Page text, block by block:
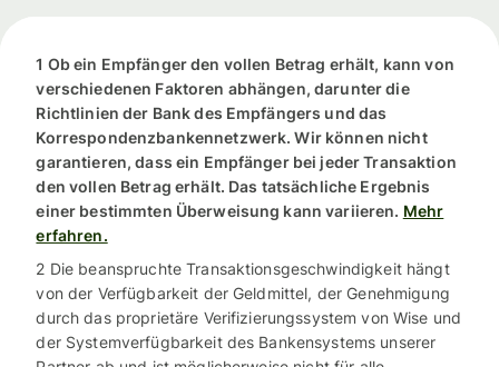
1 Ob ein Empfänger den vollen Betrag erhält, kann von
verschiedenen Faktoren abhängen, darunter die
Richtlinien der Bank des Empfängers und das
Korrespondenzbankennetzwerk. Wir können nicht
garantieren, dass ein Empfänger bei jeder Transaktion
den vollen Betrag erhält. Das tatsächliche Ergebnis
einer bestimmten Überweisung kann variieren. Mehr
erfahren.
2 Die beanspruchte Transaktionsgeschwindigkeit hängt
von der Verfügbarkeit der Geldmittel, der Genehmigung
durch das proprietäre Verifizierungssystem von Wise und
der Systemverfügbarkeit des Bankensystems unserer